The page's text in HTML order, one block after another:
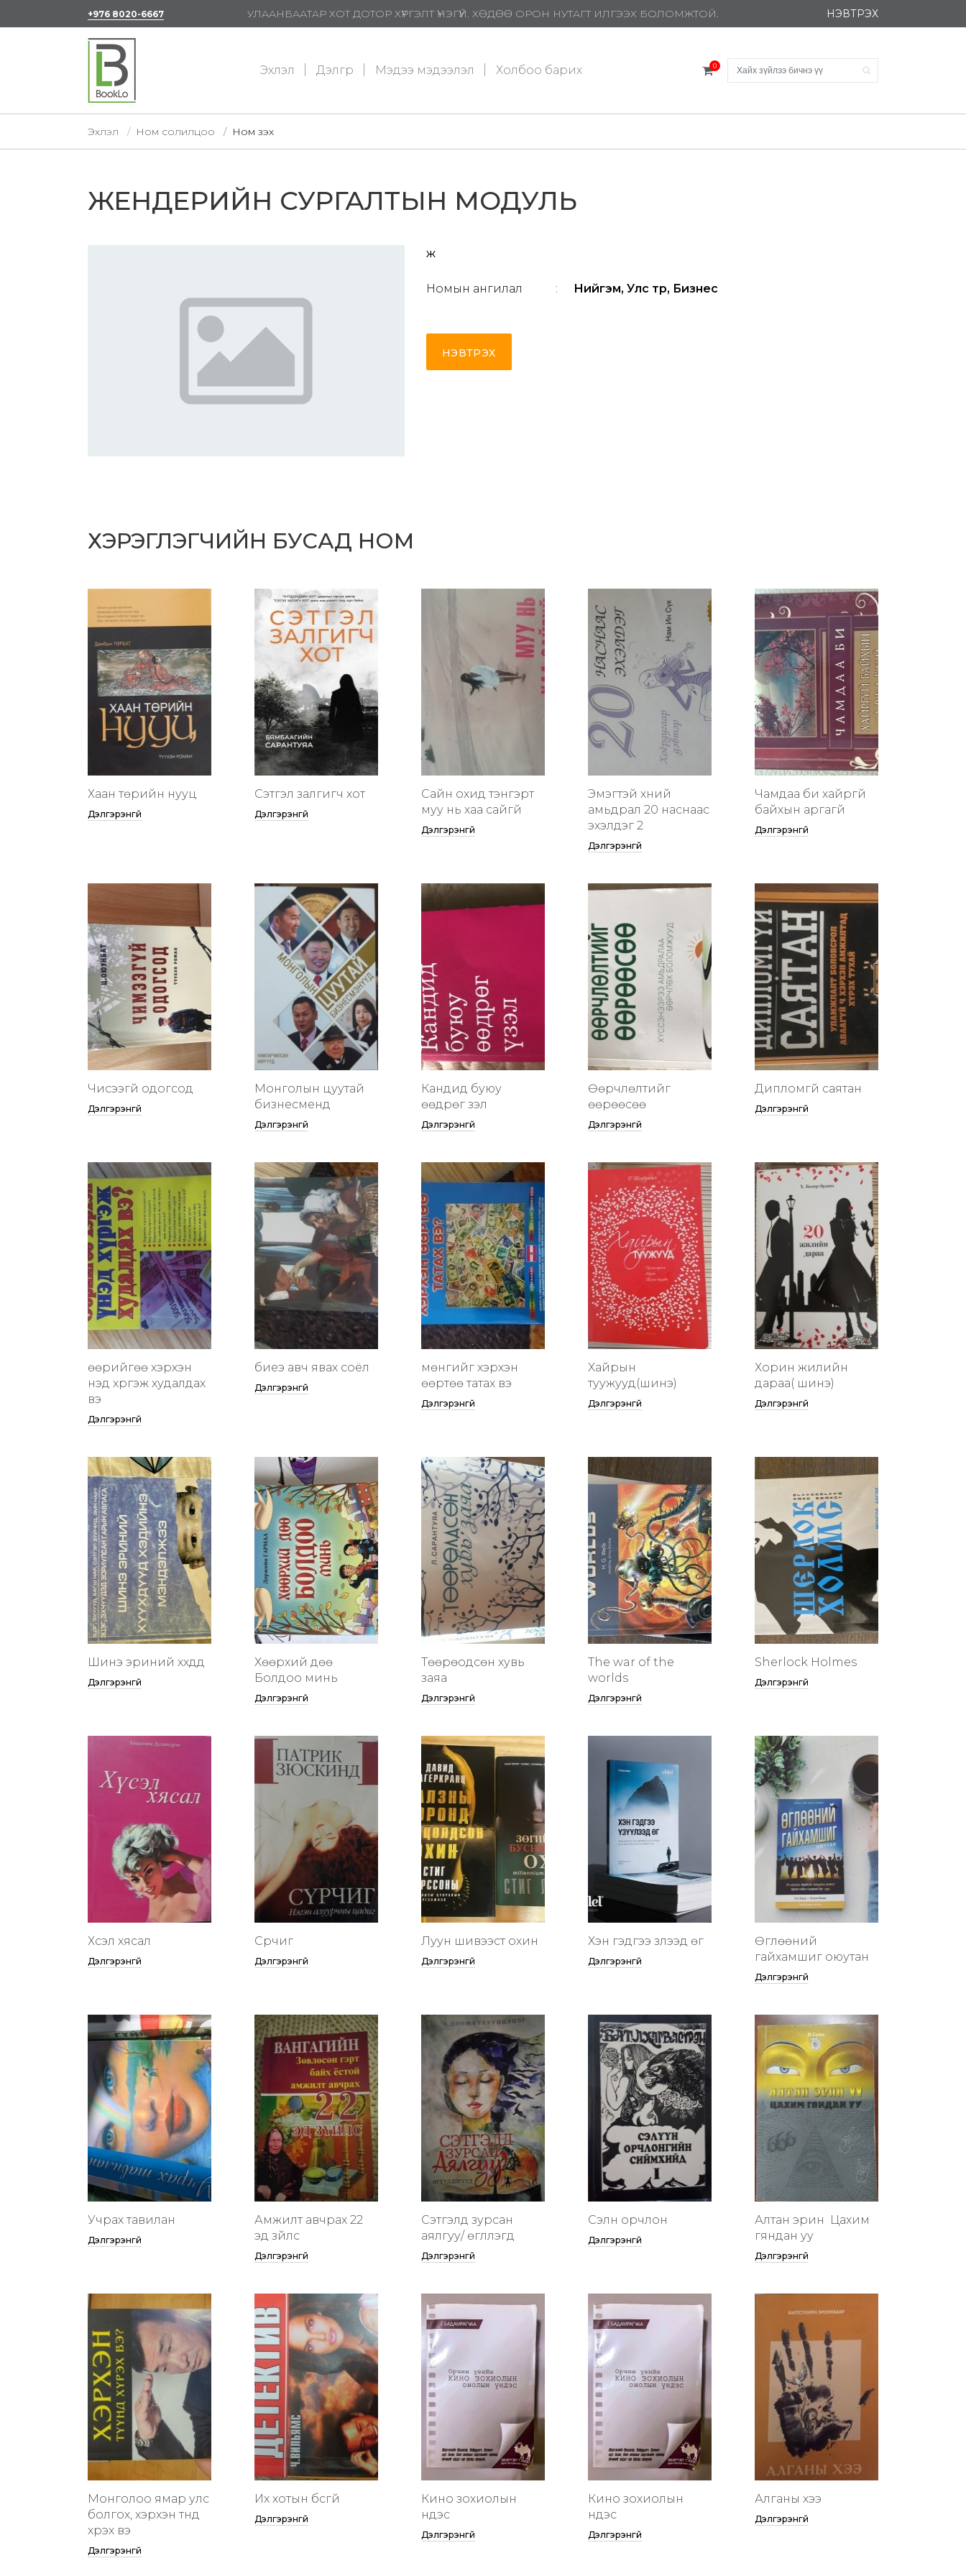
+976 8020-6667 УЛААНБААТАР ХОТ ДОТОР ХҮРГЭЛТ ҮНЭГҮЙ. ХӨДӨӨ ОРОН НУТАГТ ИЛГЭЭХ БОЛОМЖТОЙ. НЭВТРЭХ
Эхлэл Дэлгүүр Мэдээ мэдээлэл Холбоо барих 0
Эхлэл Ном солилцоо Ном үзэх
ЖЕНДЕРИЙН СУРГАЛТЫН МОДУЛЬ
ж
Номын ангилал : Нийгэм, Улс төр, Бизнес
НЭВТРЭХ
ХЭРЭГЛЭГЧИЙН БУСАД НОМ
Хаан төрийн нууц
Дэлгэрэнгүй
Сэтгэл залгигч хот
Дэлгэрэнгүй
Сайн охид тэнгэрт
муу нь хаа сайгүй
Дэлгэрэнгүй
Эмэгтэй хүний
амьдрал 20 наснаас
эхэлдэг 2
Дэлгэрэнгүй
Чамдаа би хайргүй
байхын аргагүй
Дэлгэрэнгүй
Чисээгүй одогсод
Дэлгэрэнгүй
Монголын цуутай
бизнесменүүд
Дэлгэрэнгүй
Кандид буюу
өөдрөг үзэл
Дэлгэрэнгүй
Өөрчлөлтийг
өөрөөсөө
Дэлгэрэнгүй
Дипломгүй саятан
Дэлгэрэнгүй
өөрийгөө хэрхэн
үнэд хүргэж худалдах
вэ
Дэлгэрэнгүй
биеэ авч явах соёл
Дэлгэрэнгүй
мөнгийг хэрхэн
өөртөө татах вэ
Дэлгэрэнгүй
Хайрын
туужууд(шинэ)
Дэлгэрэнгүй
Хорин жилийн
дараа( шинэ)
Дэлгэрэнгүй
Шинэ эриний хүүхдүүд
Дэлгэрэнгүй
Хөөрхий дөө
Болдоо минь
Дэлгэрэнгүй
Төөрөодсөн хувь
заяа
Дэлгэрэнгүй
The war of the
worlds
Дэлгэрэнгүй
Sherlock Holmes
Дэлгэрэнгүй
Хүсэл хясал
Дэлгэрэнгүй
Сүрчиг
Дэлгэрэнгүй
Луун шивээст охин
Дэлгэрэнгүй
Хэн гэдгээ үзүүлээд өг
Дэлгэрэнгүй
Өглөөний
гайхамшиг оюутан
Дэлгэрэнгүй
Учрах тавилан
Дэлгэрэнгүй
Амжилт авчрах 22
эд зүйлс
Дэлгэрэнгүй
Сэтгэлд зурсан
аялгуу/ өгүүллэгүүд
Дэлгэрэнгүй
Сэлүүн орчлон
Дэлгэрэнгүй
Алтан эрин үү Цахим
гяндан уу
Дэлгэрэнгүй
Монголоо ямар улс
болгох, хэрхэн түүнд
хүрэх вэ
Дэлгэрэнгүй
Их хотын бүсгүй
Дэлгэрэнгүй
Кино зохиолын
үндэс
Дэлгэрэнгүй
Кино зохиолын
үндэс
Дэлгэрэнгүй
Алганы хээ
Дэлгэрэнгүй